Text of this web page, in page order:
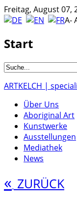
Freitag, August 07,
A-
Start
ARTKELCH |
Über Uns
Aboriginal Art
Kunstwerke
Ausstellungen
Mediathek
News
« ZURÜCK